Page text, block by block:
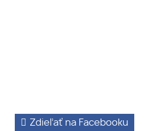
Zdieľať na Facebooku